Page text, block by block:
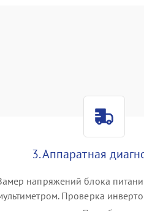
3. Аппаратная
напряжений блока
Проверка